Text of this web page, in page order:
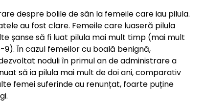
despre bolile de sân la femeile care iau pilula.
au fost clare. Femeile care luaseră pilula
șanse să fi luat pilula mai mult timp (mai mult
9). În cazul femeilor cu boală benignă,
noduli în primul an de administrare a
să ia pilula mai mult de doi ani, comparativ
femei suferinde au renunțat, foarte puține